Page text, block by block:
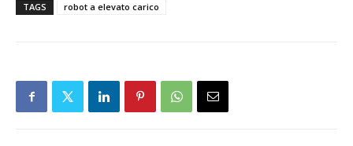
TAGS robot a elevato carico